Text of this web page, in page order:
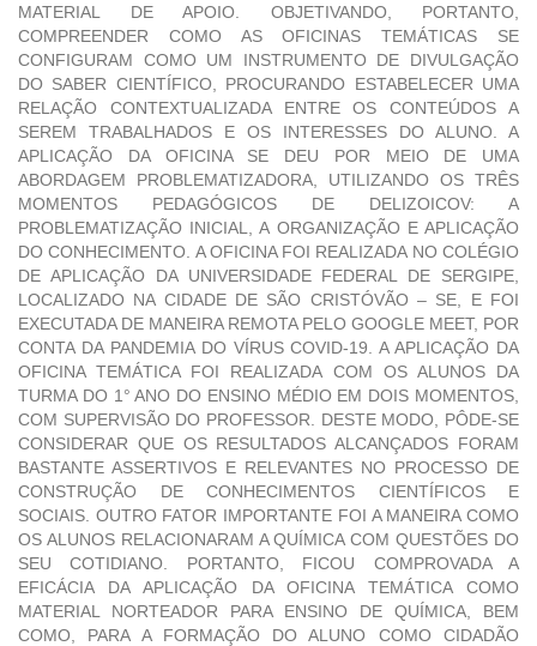
MATERIAL DE APOIO. OBJETIVANDO, PORTANTO,
COMPREENDER COMO AS OFICINAS TEMÁTICAS SE
CONFIGURAM COMO UM INSTRUMENTO DE DIVULGAÇÃO
DO SABER CIENTÍFICO, PROCURANDO ESTABELECER UMA
RELAÇÃO CONTEXTUALIZADA ENTRE OS CONTEÚDOS A
SEREM TRABALHADOS E OS INTERESSES DO ALUNO. A
APLICAÇÃO DA OFICINA SE DEU POR MEIO DE UMA
ABORDAGEM PROBLEMATIZADORA, UTILIZANDO OS TRÊS
MOMENTOS PEDAGÓGICOS DE DELIZOICOV: A
PROBLEMATIZAÇÃO INICIAL, A ORGANIZAÇÃO E APLICAÇÃO
DO CONHECIMENTO. A OFICINA FOI REALIZADA NO COLÉGIO
DE APLICAÇÃO DA UNIVERSIDADE FEDERAL DE SERGIPE,
LOCALIZADO NA CIDADE DE SÃO CRISTÓVÃO – SE, E FOI
EXECUTADA DE MANEIRA REMOTA PELO GOOGLE MEET, POR
CONTA DA PANDEMIA DO VÍRUS COVID-19. A APLICAÇÃO DA
OFICINA TEMÁTICA FOI REALIZADA COM OS ALUNOS DA
TURMA DO 1° ANO DO ENSINO MÉDIO EM DOIS MOMENTOS,
COM SUPERVISÃO DO PROFESSOR. DESTE MODO, PÔDE-SE
CONSIDERAR QUE OS RESULTADOS ALCANÇADOS FORAM
BASTANTE ASSERTIVOS E RELEVANTES NO PROCESSO DE
CONSTRUÇÃO DE CONHECIMENTOS CIENTÍFICOS E
SOCIAIS. OUTRO FATOR IMPORTANTE FOI A MANEIRA COMO
OS ALUNOS RELACIONARAM A QUÍMICA COM QUESTÕES DO
SEU COTIDIANO. PORTANTO, FICOU COMPROVADA A
EFICÁCIA DA APLICAÇÃO DA OFICINA TEMÁTICA COMO
MATERIAL NORTEADOR PARA ENSINO DE QUÍMICA, BEM
COMO, PARA A FORMAÇÃO DO ALUNO COMO CIDADÃO